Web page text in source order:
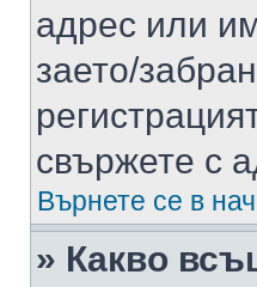
адрес или
заето/
свържете с
Върнете се в
» Какво